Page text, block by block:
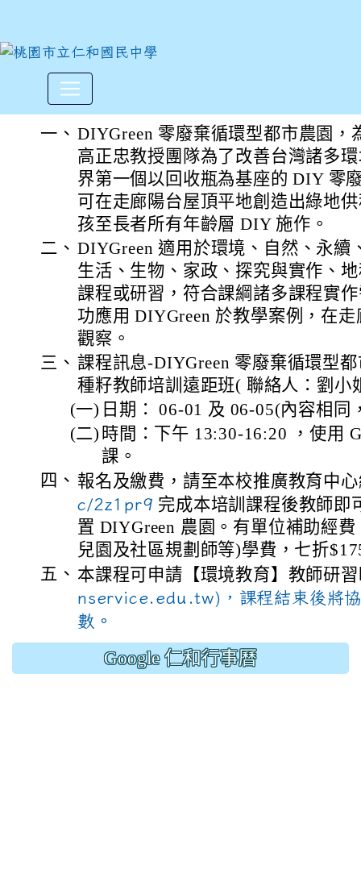
2024-06-01及06-05【環境
一、 DIYGreen 零廢棄循環型都市農園，
高正忠教授團隊為了改善台灣諸多
界第一個以回收瓶為基座的 DIY 零
可在走廊陽台屋頂平地創造出綠地
孩至長者所有年齡層 DIY 施作。
二、 DIYGreen 適用於環境、自然、永續
生活、生物、家政、探究與實作、
課程或研習，符合課綱諸多課程實
功應用 DIYGreen 於教學案例，在
觀察。
三、 課程訊息-DIYGreen 零廢棄循環型
種籽教師培訓遠距班( 聯絡人：劉小
(一) 日期： 06-01 及 06-05(內容相同
(二) 時間：下午 13:30-16:20 ，使用
課。
四、 報名及繳費，請至本校推廣教育中
c/2z1pr9 完成本培訓課程後教師即
置 DIYGreen 農園。有單位補助經
兒園及社區規劃師等)學費，七折
五、 本課程可申請【環境教育】教師研
nservice.edu.tw)，課程結束後將
數。
Google 仁和行事曆